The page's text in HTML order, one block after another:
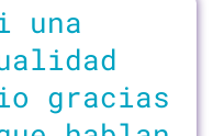
una
gracias